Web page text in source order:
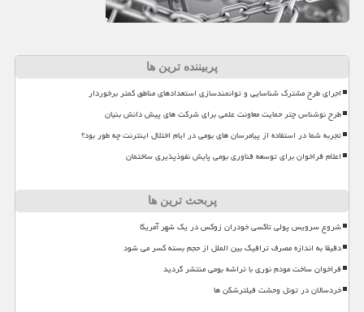
پربیننده ترین ها
اجرای طرح مشترک شناسایی و توانمندسازی استعدادهای مناطق کمتر برخوردار
طرح نوشناس چتر حمایت معاونت علمی برای شرکت های پیش دانش بنیان
تجربه شما در استفاده از پیامرسان های بومی در ایام اختلال اینترنت چه طور بود؟
اعلام فراخوان برای توسعه فناوری بومی پایش نفوذپذیری ساختمان
پربحث ترین ها
شروع سرویس پولی تاکسی خودران زوکس در یک شهر آمریکا
دقیقا به اندازه مصرف ترافیک بین الملل از حجم بسته کسر می شود
فراخوان ساخت مودم نوری با تراشه بومی منتشر گردید
خردسالان در تونل وحشت فیلترشکن ها